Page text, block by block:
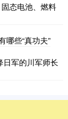
态电池、燃料
哪些“真功夫”
军的川军师长